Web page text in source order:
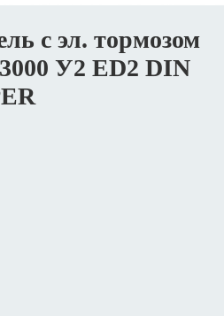
с эл. тормозом
У2 ED2 DIN